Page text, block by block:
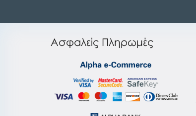
Ασφαλείς Πληρωμές